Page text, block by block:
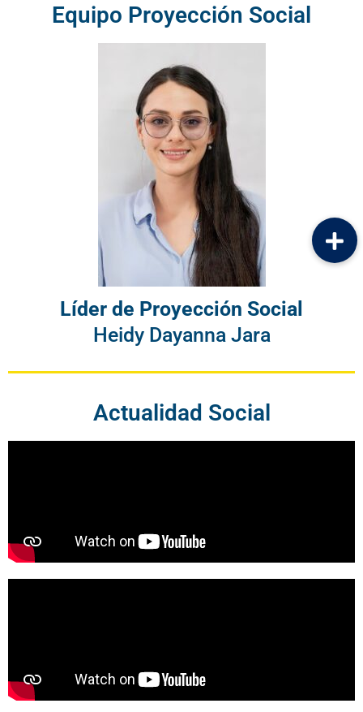
Equipo Proyección Social
Líder de Proyección Social
Heidy Dayanna Jara
Actualidad Social